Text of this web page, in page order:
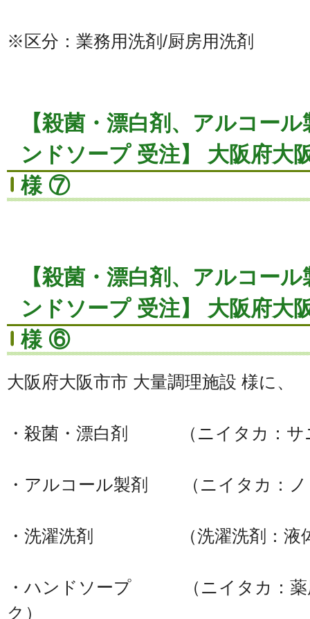
※区分：業務用洗剤/厨房用洗剤
【殺菌・漂白剤、アルコー
ンドソープ 受注】 大阪府大
様 ⑦
【殺菌・漂白剤、アルコー
ンドソープ 受注】 大阪府大
様 ⑥
大阪府大阪市市 大量調理施設 様に、
・殺菌・漂白剤 （ニイタカ：サ
・アルコール製剤 （ニイタカ：ノ
・洗濯洗剤 （洗濯洗剤：液体
・ハンドソープ （ニイタカ：薬
ク）